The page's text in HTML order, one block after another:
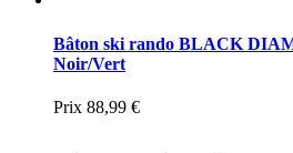
Bâton ski rando BLACK
Noir/Vert
Prix 88,99 €